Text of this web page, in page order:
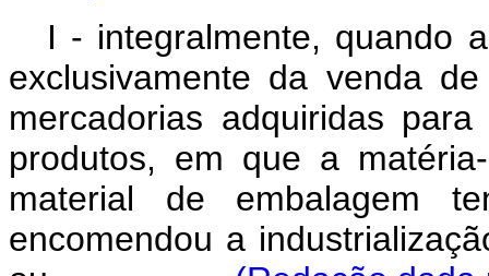
I - integralmente, quando
exclusivamente da venda
mercadorias adquiridas
produtos, em que a
material de embalagem
encomendou a